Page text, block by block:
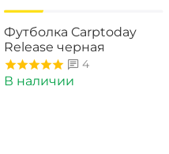
Футболка Carptoday
Release черная
4
В наличии